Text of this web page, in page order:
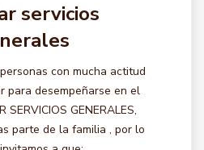
servicios
con mucha actitud
para desempeñarse en el
SERVICIOS GENERALES,
parte de la familia , por lo